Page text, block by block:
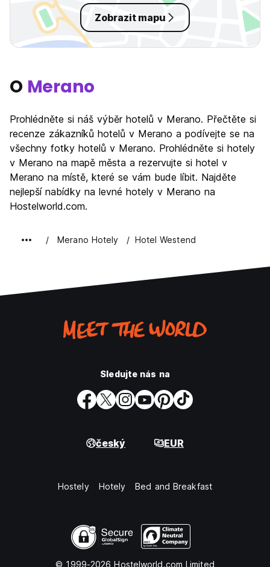
Zobrazit mapu
O Merano
Prohlédněte si náš výběr hotelů v Merano. Přečtěte si
recenze zákazníků hotelů v Merano a podívejte se na
všechny fotky hotelů v Merano. Prohlédněte si hotely
v Merano na mapě města a rezervujte si hotel v
Merano na místě, které se vám bude líbit. Najděte
nejlepší nabídky na levné hotely v Merano na
Hostelworld.com.
Merano Hotely Hotel Westend
Sledujte nás na
český EUR
Hostely Hotely Bed and Breakfast
© 1999-2026 Hostelworld.com Limited